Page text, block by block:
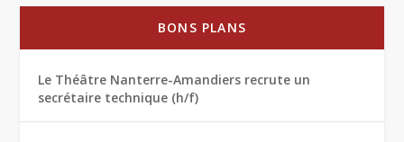
BONS PLANS
Le Théâtre Nanterre-Amandiers recrute un
secrétaire technique (h/f)